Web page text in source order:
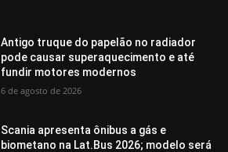
Antigo truque do papelão no radiador
pode causar superaquecimento e até
fundir motores modernos
6 de agosto de 2026
Scania apresenta ônibus a gás e
biometano na Lat.Bus 2026; modelo será